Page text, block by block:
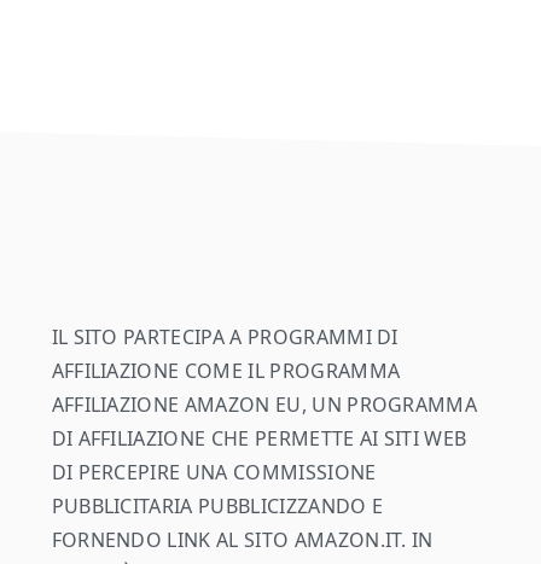
IL SITO PARTECIPA A PROGRAMMI DI
AFFILIAZIONE COME IL PROGRAMMA
AFFILIAZIONE AMAZON EU, UN PROGRAMMA
DI AFFILIAZIONE CHE PERMETTE AI SITI WEB
DI PERCEPIRE UNA COMMISSIONE
PUBBLICITARIA PUBBLICIZZANDO E
FORNENDO LINK AL SITO AMAZON.IT. IN